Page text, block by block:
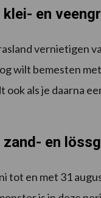
en
vernietigen
wilt bemesten
als je daarna
en
tot en met 31